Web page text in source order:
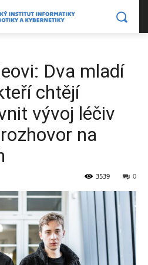
Dva mladí
chtějí
vývoj léčiv
na
0
3539